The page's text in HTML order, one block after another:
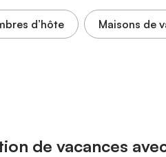
d’hôte Maisons de
de vacances